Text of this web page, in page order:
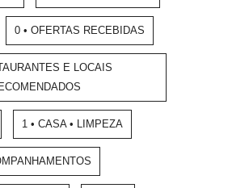
0 • OFERTAS RECEBIDAS
E LOCAIS
1 • CASA • LIMPEZA